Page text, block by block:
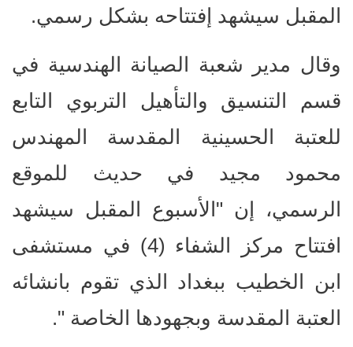
المقبل سيشهد إفتتاحه بشكل رسمي.
وقال مدير شعبة الصيانة الهندسية في
قسم التنسيق والتأهيل التربوي التابع
للعتبة الحسينية المقدسة المهندس
محمود مجيد في حديث للموقع
الرسمي، إن "الأسبوع المقبل سيشهد
افتتاح مركز الشفاء (4) في مستشفى
ابن الخطيب ببغداد الذي تقوم بانشائه
العتبة المقدسة وبجهودها الخاصة ".